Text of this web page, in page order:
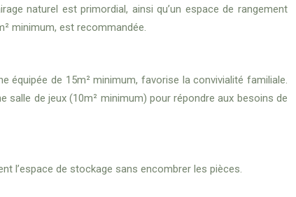
naturel est primordial, ainsi qu’un espace de rangement
minimum, est recommandée.
équipée de 15m² minimum, favorise la convivialité familiale.
salle de jeux (10m² minimum) pour répondre aux besoins de
l’espace de stockage sans encombrer les pièces.